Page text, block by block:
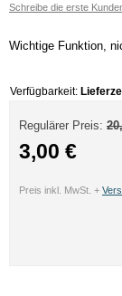
Schreibe die erste
Wichtige Funktion,
Verfügbarkeit:
Regulärer Preis:
3,00 €
Preis inkl. MwSt. +